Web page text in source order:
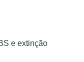
e extinção